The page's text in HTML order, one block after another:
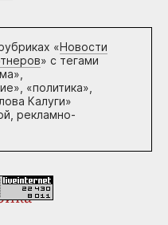
«Новости
» с тегами
«политика»,
Калуги»
рекламно-